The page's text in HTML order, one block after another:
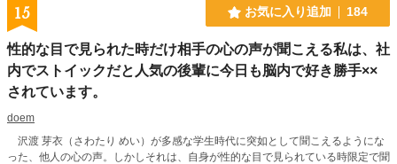
15 お気に入り追加 184
性的な目で見られた時だけ相手の心の声が聞こえる私は、社
内でストイックだと人気の後輩に今日も脳内で好き勝手××
されています。
doem
沢渡 芽衣（さわたり めい）が多感な学生時代に突如として聞こえるようにな
った、他人の心の声。しかしそれは、自身が性的な目で見られている時限定で聞